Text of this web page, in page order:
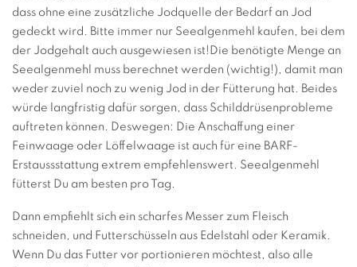
dass ohne eine zusätzliche Jodquelle der Bedarf an Jod
gedeckt wird. Bitte immer nur Seealgenmehl kaufen, bei dem
der Jodgehalt auch ausgewiesen ist!Die benötigte Menge an
Seealgenmehl muss berechnet werden (wichtig!), damit man
weder zuviel noch zu wenig Jod in der Fütterung hat. Beides
würde langfristig dafür sorgen, dass Schilddrüsenprobleme
auftreten können. Deswegen: Die Anschaffung einer
Feinwaage oder Löffelwaage ist auch für eine BARF-
Erstaussstattung extrem empfehlenswert. Seealgenmehl
fütterst Du am besten pro Tag.
Dann empfiehlt sich ein scharfes Messer zum Fleisch
schneiden, und Futterschüsseln aus Edelstahl oder Keramik.
Wenn Du das Futter vor portionieren möchtest, also alle